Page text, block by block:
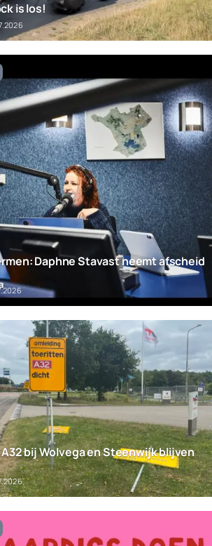
is los!
Daphne Stavast neemt afscheid
bij Wolvega en Steenwijk blijven